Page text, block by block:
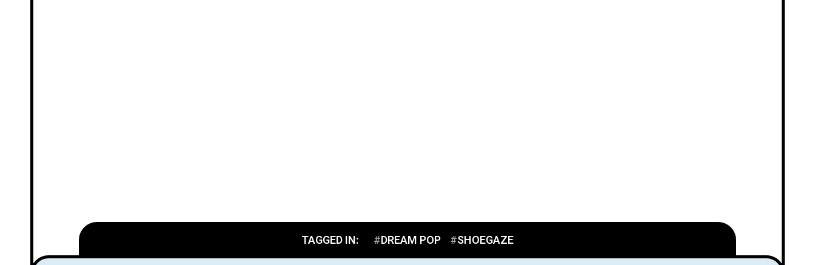
TAGGED IN: DREAM POP SHOEGAZE